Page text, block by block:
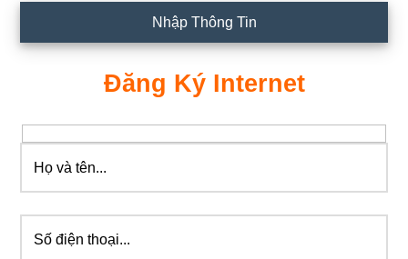
Nhập Thông Tin
Đăng Ký Internet